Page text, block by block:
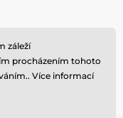
záleží
procházením tohoto
Více informací